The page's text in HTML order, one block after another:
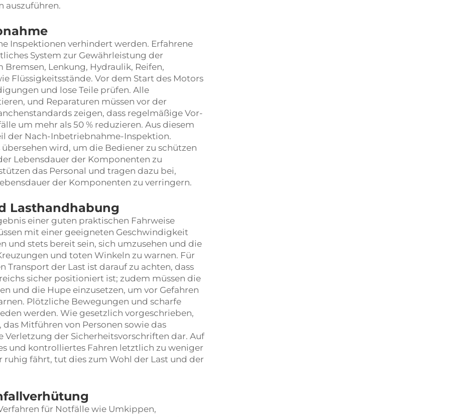
auszuführen.
Inspektionen verhindert werden. Erfahrene
System zur Gewährleistung der
Lenkung, Hydraulik, Reifen,
Flüssigkeitsstände. Vor dem Start des Motors
und lose Teile prüfen. Alle
und Reparaturen müssen vor der
zeigen, dass regelmäßige Vor-
um mehr als 50 % reduzieren. Aus diesem
der Nach-Inbetriebnahme-Inspektion.
wird, um die Bediener zu schützen
Lebensdauer der Komponenten zu
das Personal und tragen dazu bei,
der Komponenten zu verringern.
Lasthandhabung
einer guten praktischen Fahrweise
mit einer geeigneten Geschwindigkeit
und stets bereit sein, sich umzusehen und die
und toten Winkeln zu warnen. Für
Transport der Last ist darauf zu achten, dass
sicher positioniert ist; zudem müssen die
und die Hupe einzusetzen, um vor Gefahren
Plötzliche Bewegungen und scharfe
werden. Wie gesetzlich vorgeschrieben,
Mitführen von Personen sowie das
Verletzung der Sicherheitsvorschriften dar. Auf
und kontrolliertes Fahren letztlich zu weniger
fährt, tut dies zum Wohl der Last und der
für Notfälle wie Umkippen,